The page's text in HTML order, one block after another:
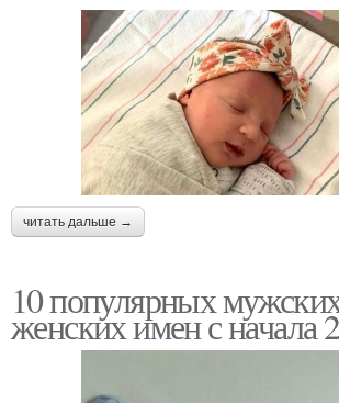
читать дальше →
10 популярных
женских имен с начала